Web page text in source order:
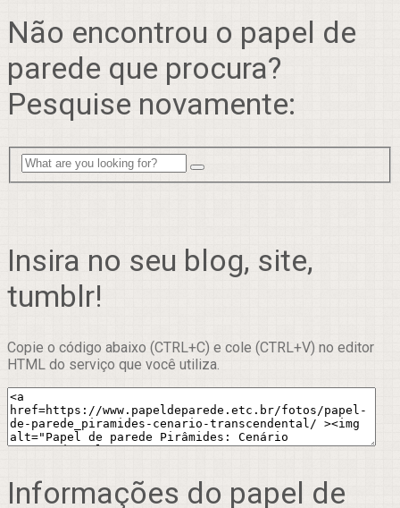
Não encontrou o papel de
parede que procura?
Pesquise novamente:
Insira no seu blog, site,
tumblr!
Copie o código abaixo (CTRL+C) e cole (CTRL+V) no editor
HTML do serviço que você utiliza.
Informações do papel de